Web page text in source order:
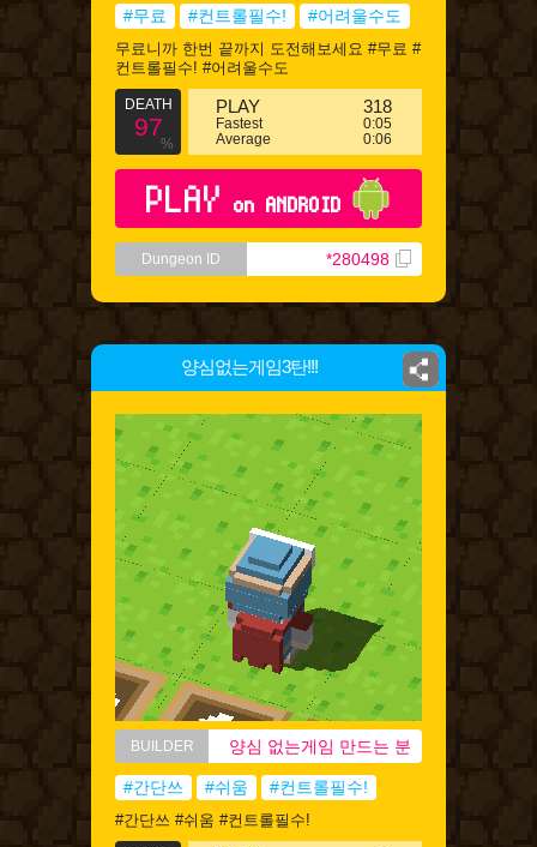
#무료 #컨트롤필수! #어려울수도
무료니까 한번 끝까지 도전해보세요 #무료 #
컨트롤필수! #어려울수도
DEATH
97
%
PLAY 318
Fastest
0:05
Average
0:06
PLAY on ANDROID
Dungeon ID *280498
양심없는게임3탄!!!
BUILDER 양심 없는게임 만드는 분
#간단쓰 #쉬움 #컨트롤필수!
#간단쓰 #쉬움 #컨트롤필수!